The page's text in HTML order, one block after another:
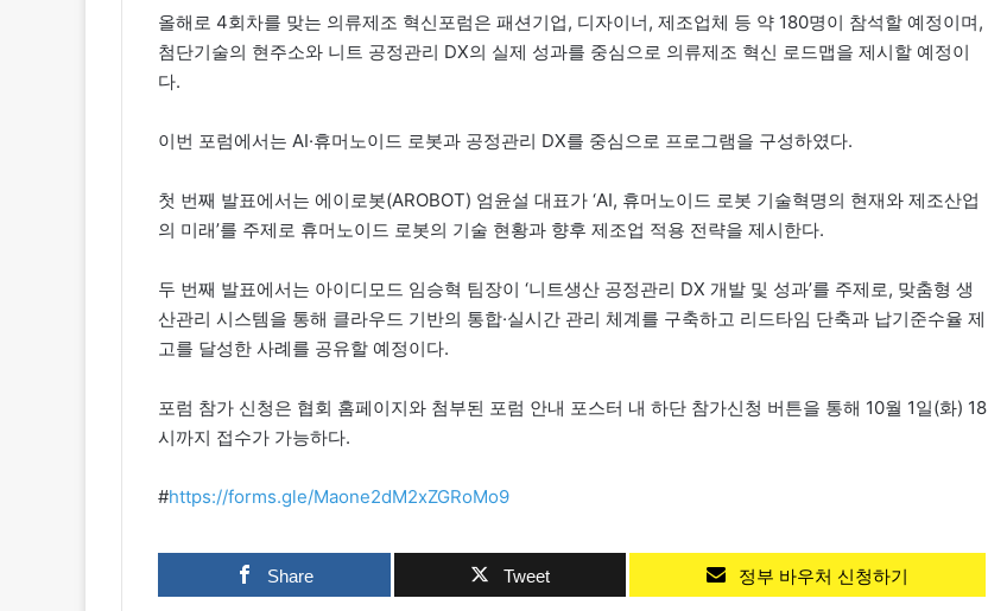
올해로 4회차를 맞는 의류제조 혁신포럼은 패션기업, 디자이너, 제조업체 등 약 180명이 참석할 예정이며,
첨단기술의 현주소와 니트 공정관리 DX의 실제 성과를 중심으로 의류제조 혁신 로드맵을 제시할 예정이
다.
이번 포럼에서는 AI·휴머노이드 로봇과 공정관리 DX를 중심으로 프로그램을 구성하였다.
첫 번째 발표에서는 에이로봇(AROBOT) 엄윤설 대표가 ‘AI, 휴머노이드 로봇 기술혁명의 현재와 제조산업
의 미래’를 주제로 휴머노이드 로봇의 기술 현황과 향후 제조업 적용 전략을 제시한다.
두 번째 발표에서는 아이디모드 임승혁 팀장이 ‘니트생산 공정관리 DX 개발 및 성과’를 주제로, 맞춤형 생
산관리 시스템을 통해 클라우드 기반의 통합·실시간 관리 체계를 구축하고 리드타임 단축과 납기준수율 제
고를 달성한 사례를 공유할 예정이다.
포럼 참가 신청은 협회 홈페이지와 첨부된 포럼 안내 포스터 내 하단 참가신청 버튼을 통해 10월 1일(화) 18
시까지 접수가 가능하다.
#https://forms.gle/Maone2dM2xZGRoMo9
Share Tweet 정부 바우처 신청하기